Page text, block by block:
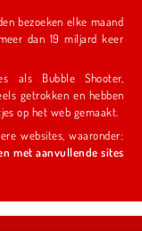
bezoeken elke maand
dan 19 miljard keer
als Bubble Shooter,
ze daarmee tot een van de meest iconische spelletjes op het web gemaakt.
websites, waaronder:
met aanvullende sites